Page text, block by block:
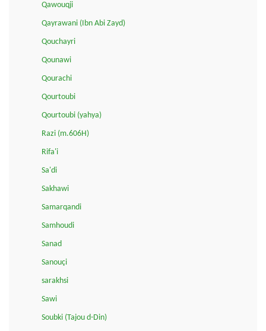
Qawouqji
Qayrawani (Ibn Abi Zayd)
Qouchayri
Qounawi
Qourachi
Qourtoubi
Qourtoubi (yahya)
Razi (m.606H)
Rifa'i
Sa'di
Sakhawi
Samarqandi
Samhoudi
Sanad
Sanouçi
sarakhsi
Sawi
Soubki (Tajou d-Din)